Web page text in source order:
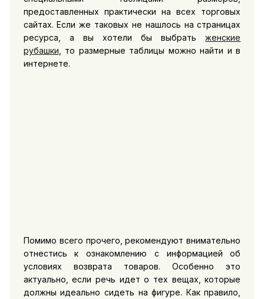
предоставленных практически на всех торговых
сайтах. Если же таковых не нашлось на страницах
ресурса, а вы хотели бы выбратьженские
рубашки , то размерные таблицы можно найти и в
интернете.
Помимо всего прочего, рекомендуют внимательно
отнестись к ознакомлению с информацией об
условиях возврата товаров. Особенно это
актуально, если речь идет о тех вещах, которые
должны идеально сидеть на фигуре. Как правило,